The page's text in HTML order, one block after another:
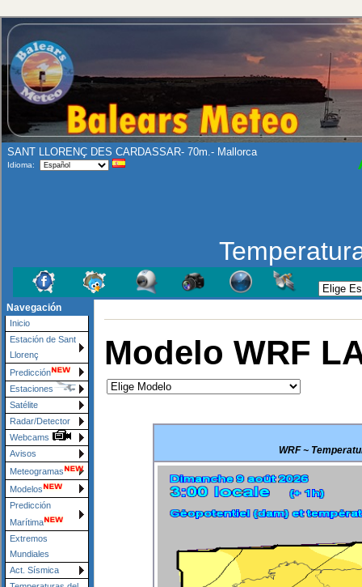
SANT LLORENÇ DES CARDASSAR- 70m.- Mallorca
Idioma:
Navegación
Inicio
Estación de Sant
Llorenç
Predicción
Estaciones
Satélite
Radar/Detector
Webcams
Avisos
Meteogramas
Modelos
Predicción
Marítima
Extremos
Mundiales
Act. Sísmica
Modelo WRF
WRF ~